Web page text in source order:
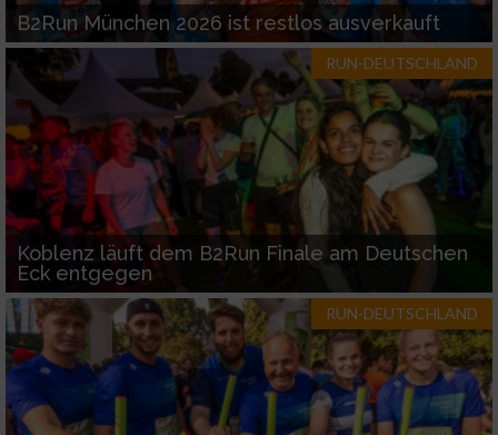
B2Run München 2026 ist restlos ausverkauft
RUN-DEUTSCHLAND
Koblenz läuft dem B2Run Finale am Deutschen
Eck entgegen
RUN-DEUTSCHLAND